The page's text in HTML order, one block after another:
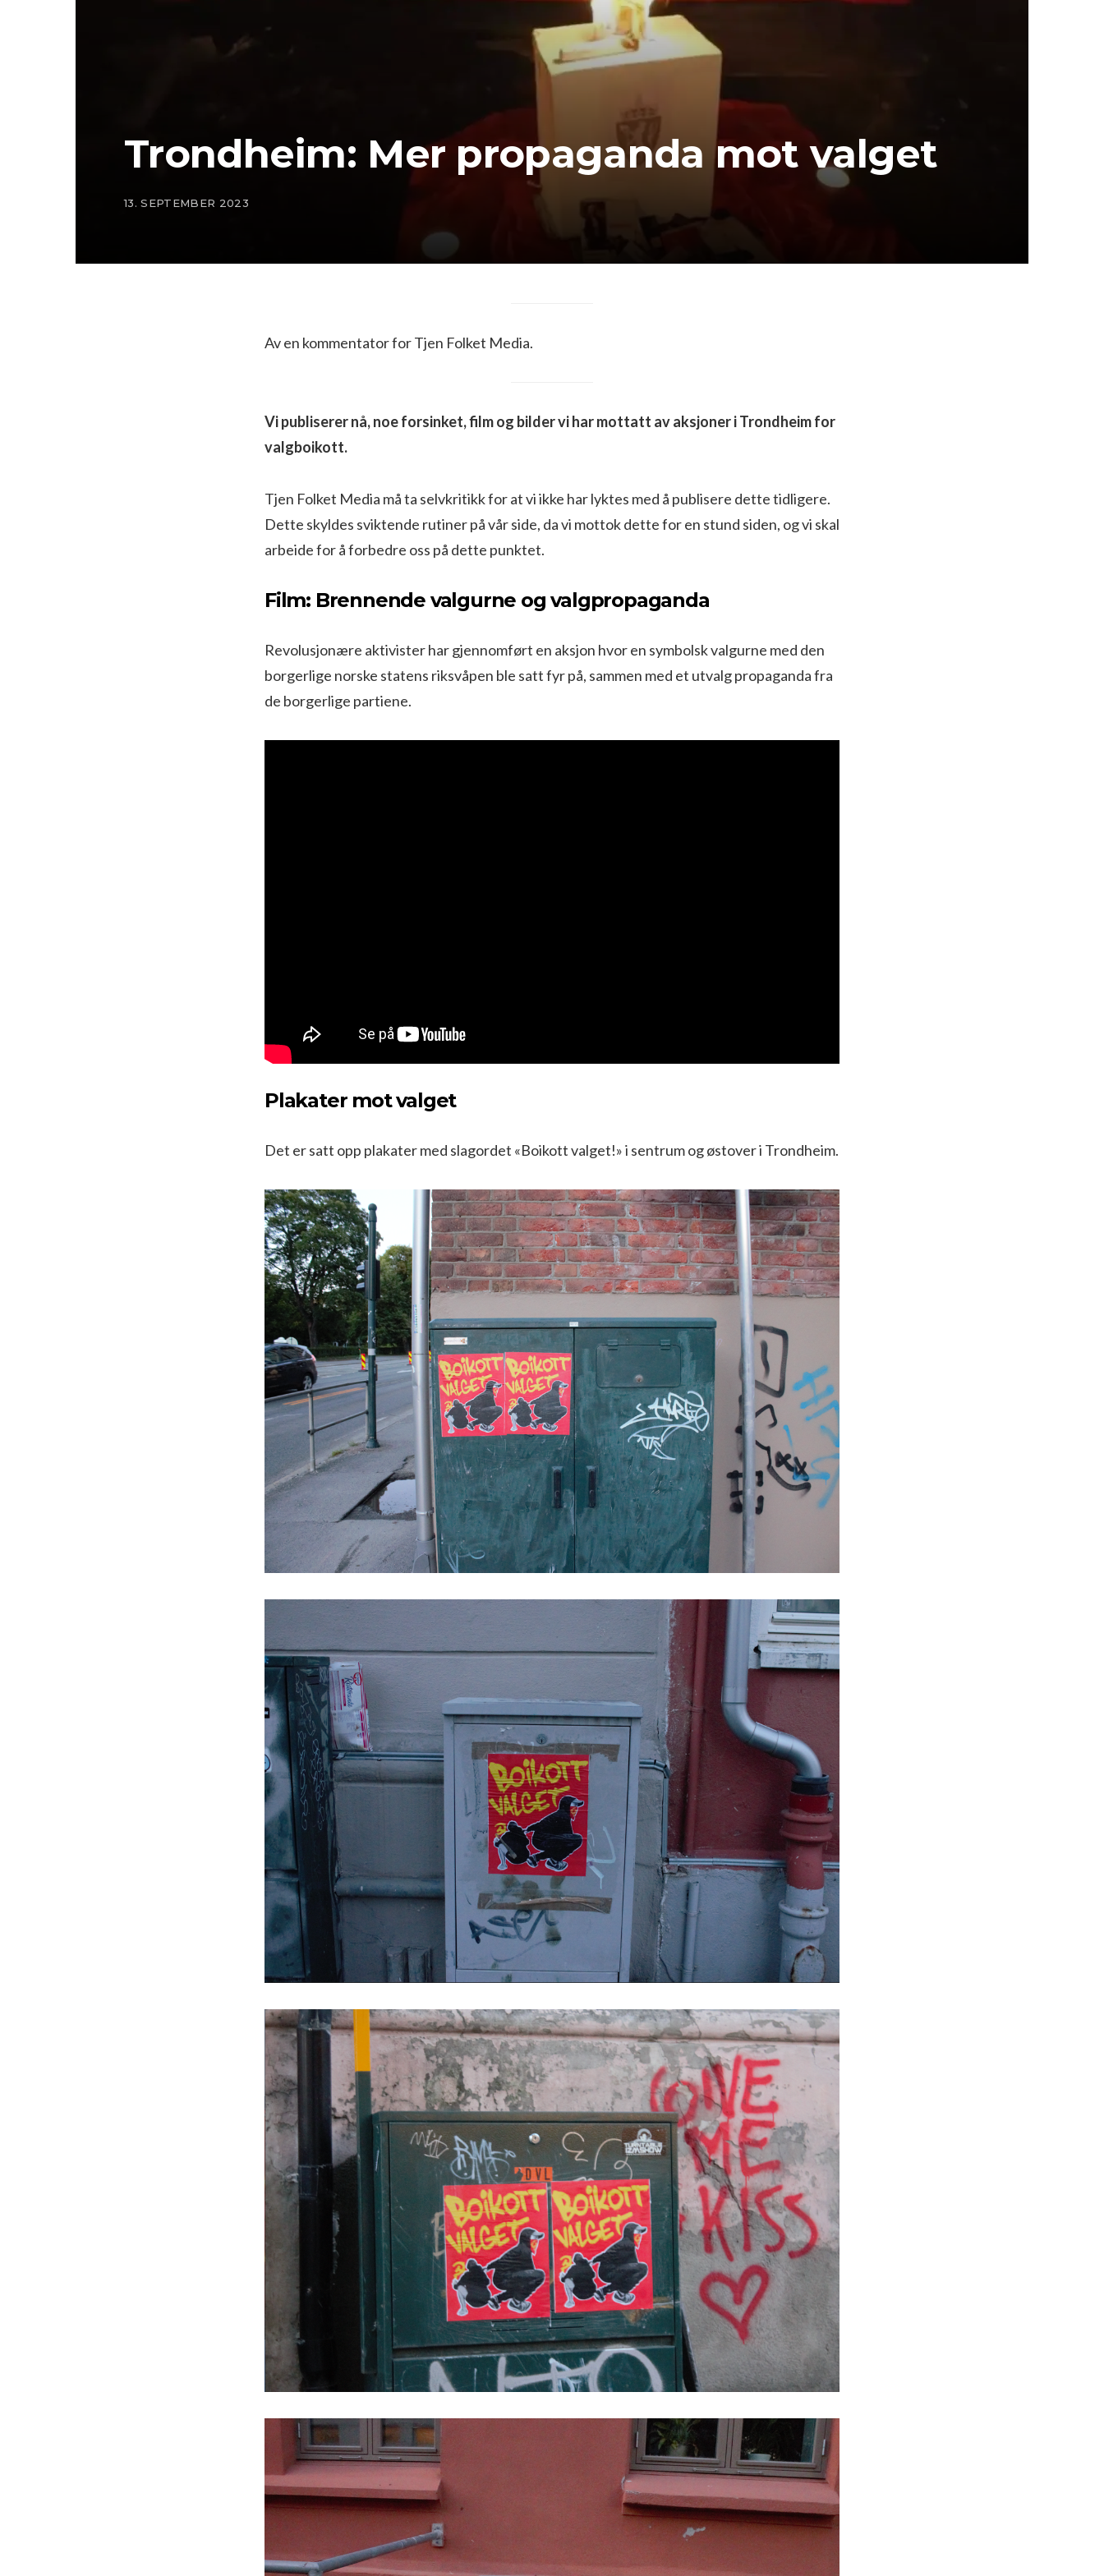
Trondheim: Mer propaganda mot valget
13. SEPTEMBER 2023
Av en kommentator for Tjen Folket Media.
Vi publiserer nå, noe forsinket, film og bilder vi har mottatt av aksjoner i Trondheim for
valgboikott.
Tjen Folket Media må ta selvkritikk for at vi ikke har lyktes med å publisere dette tidligere.
Dette skyldes sviktende rutiner på vår side, da vi mottok dette for en stund siden, og vi skal
arbeide for å forbedre oss på dette punktet.
Film: Brennende valgurne og valgpropaganda
Revolusjonære aktivister har gjennomført en aksjon hvor en symbolsk valgurne med den
borgerlige norske statens riksvåpen ble satt fyr på, sammen med et utvalg propaganda fra
de borgerlige partiene.
Plakater mot valget
Det er satt opp plakater med slagordet «Boikott valget!» i sentrum og østover i Trondheim.